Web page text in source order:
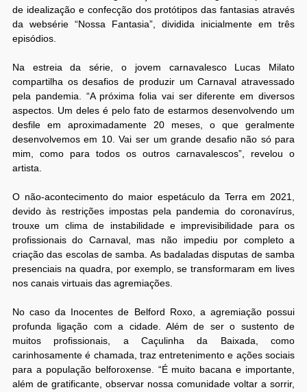
de idealização e confecção dos protótipos das fantasias através
da websérie “Nossa Fantasia”, dividida inicialmente em três
episódios.
Na estreia da série, o jovem carnavalesco Lucas Milato
compartilha os desafios de produzir um Carnaval atravessado
pela pandemia. “A próxima folia vai ser diferente em diversos
aspectos. Um deles é pelo fato de estarmos desenvolvendo um
desfile em aproximadamente 20 meses, o que geralmente
desenvolvemos em 10. Vai ser um grande desafio não só para
mim, como para todos os outros carnavalescos”, revelou o
artista.
O não-acontecimento do maior espetáculo da Terra em 2021,
devido às restrições impostas pela pandemia do coronavírus,
trouxe um clima de instabilidade e imprevisibilidade para os
profissionais do Carnaval, mas não impediu por completo a
criação das escolas de samba. As badaladas disputas de samba
presenciais na quadra, por exemplo, se transformaram em lives
nos canais virtuais das agremiações.
No caso da Inocentes de Belford Roxo, a agremiação possui
profunda ligação com a cidade. Além de ser o sustento de
muitos profissionais, a Caçulinha da Baixada, como
carinhosamente é chamada, traz entretenimento e ações sociais
para a população belforoxense. “É muito bacana e importante,
além de gratificante, observar nossa comunidade voltar a sorrir,